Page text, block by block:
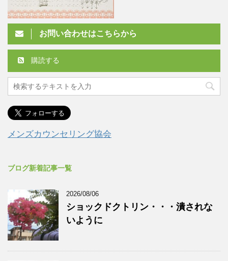
お問い合わせはこちらから
購読する
メンズカウンセリング協会
ブログ新着記事一覧
2026/08/06
ショックドクトリン・・・潰されな
いように